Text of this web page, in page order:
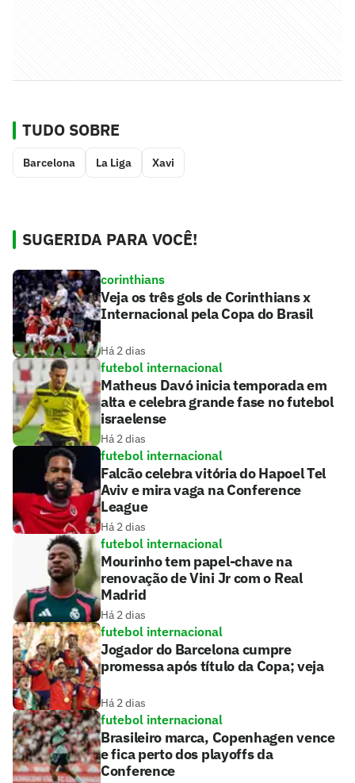
TUDO SOBRE
Barcelona La Liga Xavi
SUGERIDA PARA VOCÊ!
corinthians
Veja os três gols de Corinthians x
Internacional pela Copa do Brasil
Há 2 dias
futebol internacional
Matheus Davó inicia temporada em
alta e celebra grande fase no futebol
israelense
Há 2 dias
futebol internacional
Falcão celebra vitória do Hapoel Tel
Aviv e mira vaga na Conference
League
Há 2 dias
futebol internacional
Mourinho tem papel-chave na
renovação de Vini Jr com o Real
Madrid
Há 2 dias
futebol internacional
Jogador do Barcelona cumpre
promessa após título da Copa; veja
Há 2 dias
futebol internacional
Brasileiro marca, Copenhagen vence
e fica perto dos playoffs da
Conference